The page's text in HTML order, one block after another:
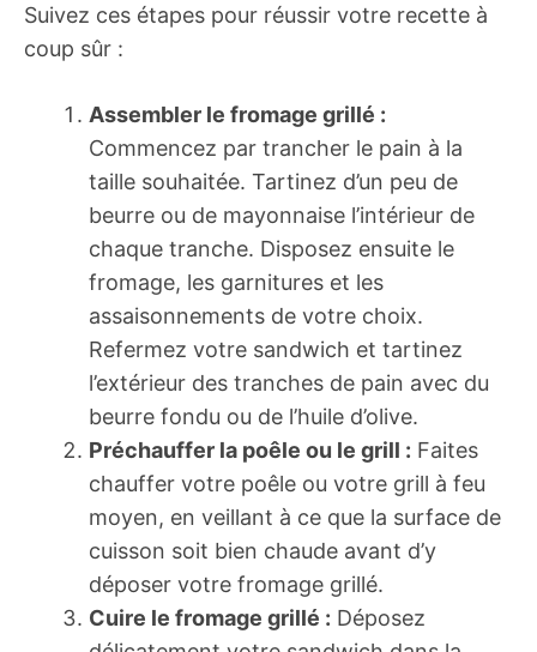
Suivez ces étapes pour réussir votre recette à
coup sûr :
Assembler le fromage grillé :
Commencez par trancher le pain à la
taille souhaitée. Tartinez d’un peu de
beurre ou de mayonnaise l’intérieur de
chaque tranche. Disposez ensuite le
fromage, les garnitures et les
assaisonnements de votre choix.
Refermez votre sandwich et tartinez
l’extérieur des tranches de pain avec du
beurre fondu ou de l’huile d’olive.
Préchauffer la poêle ou le grill : Faites
chauffer votre poêle ou votre grill à feu
moyen, en veillant à ce que la surface de
cuisson soit bien chaude avant d’y
déposer votre fromage grillé.
Cuire le fromage grillé : Déposez